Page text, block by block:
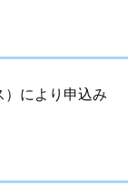
により申込み